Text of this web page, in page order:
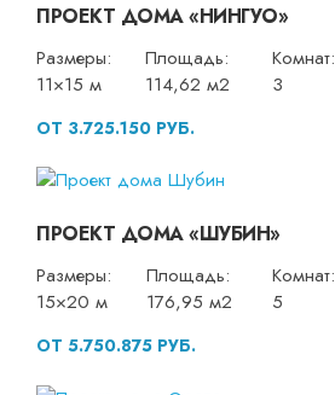
ПРОЕКТ ДОМА «НИНГУО»
Размеры:
11×15 м
Площадь:
114,62 м2
Комнат:
3
ОТ 3.725.150 РУБ.
ПРОЕКТ ДОМА «ШУБИН»
Размеры:
15×20 м
Площадь:
176,95 м2
Комнат:
5
ОТ 5.750.875 РУБ.